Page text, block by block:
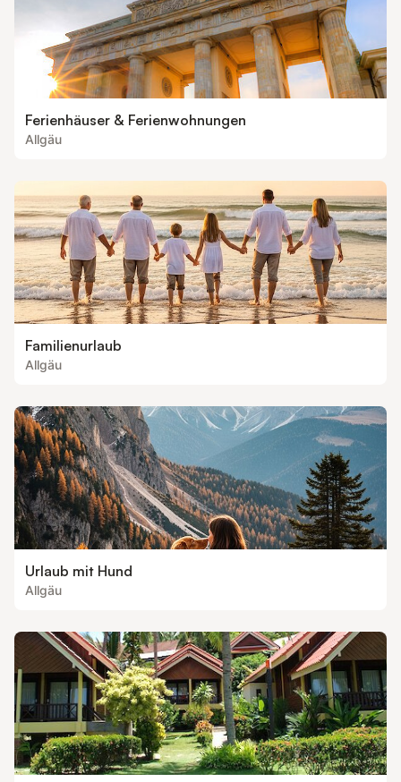
Ferienhäuser & Ferienwohnungen
Allgäu
Familienurlaub
Allgäu
Urlaub mit Hund
Allgäu